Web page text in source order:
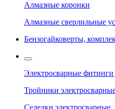
Алмазные коронки
Алмазные сверлильные
Бензогайковерты,
Электросварные фитинги
Тройники
Седелки электросварные